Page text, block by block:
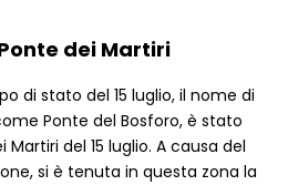
dei Martiri
di stato del 15 luglio, il nome di
Ponte del Bosforo, è stato
del 15 luglio. A causa del
si è tenuta in questa zona la